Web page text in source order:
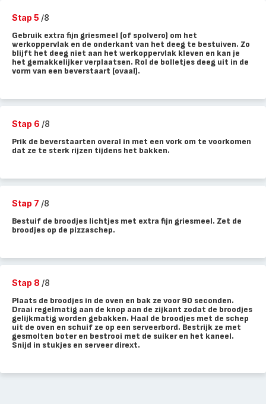
Stap 5 /8
Gebruik extra fijn griesmeel (of spolvero) om het
werkoppervlak en de onderkant van het deeg te bestuiven. Zo
blijft het deeg niet aan het werkoppervlak kleven en kan je
het gemakkelijker verplaatsen. Rol de bolletjes deeg uit in de
vorm van een beverstaart (ovaal).
Stap 6 /8
Prik de beverstaarten overal in met een vork om te voorkomen
dat ze te sterk rijzen tijdens het bakken.
Stap 7 /8
Bestuif de broodjes lichtjes met extra fijn griesmeel. Zet de
broodjes op de pizzaschep.
Stap 8 /8
Plaats de broodjes in de oven en bak ze voor 90 seconden.
Draai regelmatig aan de knop aan de zijkant zodat de broodjes
gelijkmatig worden gebakken. Haal de broodjes met de schep
uit de oven en schuif ze op een serveerbord. Bestrijk ze met
gesmolten boter en bestrooi met de suiker en het kaneel.
Snijd in stukjes en serveer dirext.